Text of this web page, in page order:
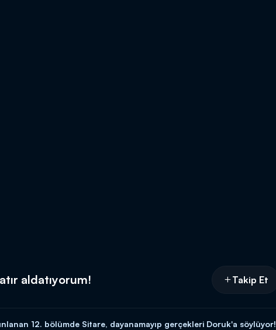
aldatıyorum! Takip Et
12. bölümde Sitare, dayanamayıp gerçekleri Doruk'a söylüyor!